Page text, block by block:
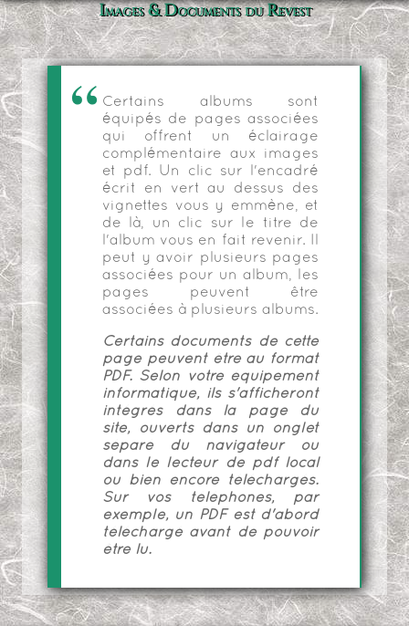
Images & Documents du Revest
Certains albums sont
équipés de pages associées
qui offrent un éclairage
complémentaire aux images
et pdf. Un clic sur l'encadré
écrit en vert au dessus des
vignettes vous y emmène, et
de là, un clic sur le titre de
l'album vous en fait revenir. Il
peut y avoir plusieurs pages
associées pour un album, les
pages peuvent être
associées à plusieurs albums.
Certains documents de cette
page peuvent être au format
PDF. Selon votre équipement
informatique, ils s'afficheront
intégrés dans la page du
site, ouverts dans un onglet
séparé du navigateur ou
dans le lecteur de pdf local
ou bien encore téléchargés.
Sur vos téléphones, par
exemple, un PDF est d'abord
téléchargé avant de pouvoir
être lu.